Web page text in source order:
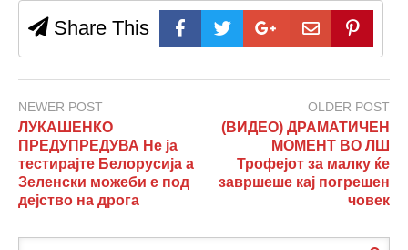
Share This
NEWER POST
ЛУКАШЕНКО
ПРЕДУПРЕДУВА Не ја
тестирајте Белорусија а
Зеленски можеби е под
дејство на дрога
OLDER POST
(ВИДЕО) ДРАМАТИЧЕН
МОМЕНТ ВО ЛШ
Трофејот за малку ќе
завршеше кај погрешен
човек